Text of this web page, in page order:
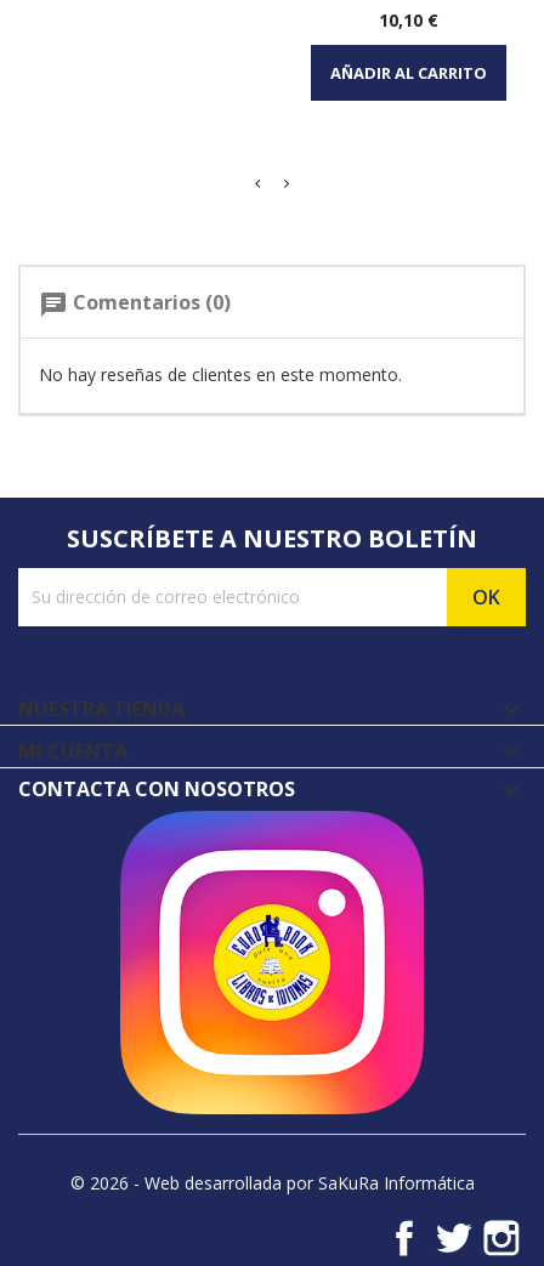
Precio
10,10 €
AÑADIR AL CARRITO
chat Comentarios (0)
No hay reseñas de clientes en este momento.
SUSCRÍBETE A NUESTRO BOLETÍN
NUESTRA TIENDA 
MI CUENTA 
CONTACTA CON NOSOTROS
© 2026 - Web desarrollada por SaKuRa Informática